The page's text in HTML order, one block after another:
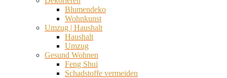
Blumendeko
Wohnkunst
Umzug | Haushalt
Haushalt
Umzug
Gesund Wohnen
Feng Shui
Schadstoffe vermeiden